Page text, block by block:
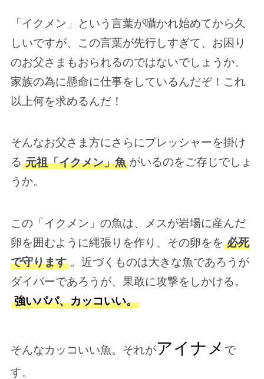
「イクメン」という言葉が囁かれ始めてから久
しいですが、この言葉が先行しすぎて、お困り
のお父さまもおられるのではないでしょうか。
家族の為に懸命に仕事をしているんだぞ！これ
以上何を求めるんだ！
そんなお父さま方にさらにプレッシャーを掛け
る 元祖「イクメン」魚 がいるのをご存じでしょ
うか。
この「イクメン」の魚は、メスが岩場に産んだ
卵を囲むように縄張りを作り、その卵をを 必死
で守ります 。近づくものは大きな魚であろうが
ダイバーであろうが、果敢に攻撃をしかける。
強いパパ、カッコいい。
そんなカッコいい魚。それがアイナメ で
す。